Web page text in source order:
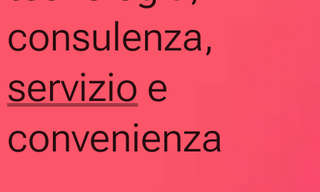
consulenza,
servizio e
convenienza